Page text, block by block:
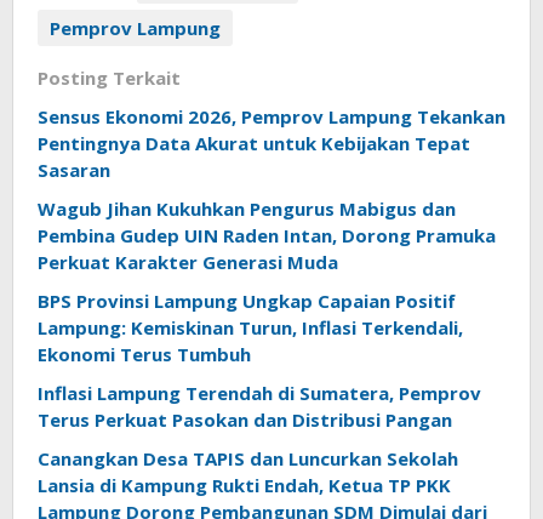
Pemprov Lampung
Posting Terkait
Sensus Ekonomi 2026, Pemprov Lampung Tekankan
Pentingnya Data Akurat untuk Kebijakan Tepat
Sasaran
Wagub Jihan Kukuhkan Pengurus Mabigus dan
Pembina Gudep UIN Raden Intan, Dorong Pramuka
Perkuat Karakter Generasi Muda
BPS Provinsi Lampung Ungkap Capaian Positif
Lampung: Kemiskinan Turun, Inflasi Terkendali,
Ekonomi Terus Tumbuh
Inflasi Lampung Terendah di Sumatera, Pemprov
Terus Perkuat Pasokan dan Distribusi Pangan
Canangkan Desa TAPIS dan Luncurkan Sekolah
Lansia di Kampung Rukti Endah, Ketua TP PKK
Lampung Dorong Pembangunan SDM Dimulai dari